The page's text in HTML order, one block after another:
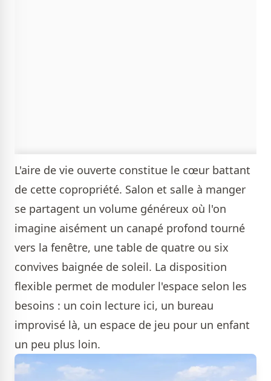
L'aire de vie ouverte constitue le cœur battant
de cette copropriété. Salon et salle à manger
se partagent un volume généreux où l'on
imagine aisément un canapé profond tourné
vers la fenêtre, une table de quatre ou six
convives baignée de soleil. La disposition
flexible permet de moduler l'espace selon les
besoins : un coin lecture ici, un bureau
improvisé là, un espace de jeu pour un enfant
un peu plus loin.